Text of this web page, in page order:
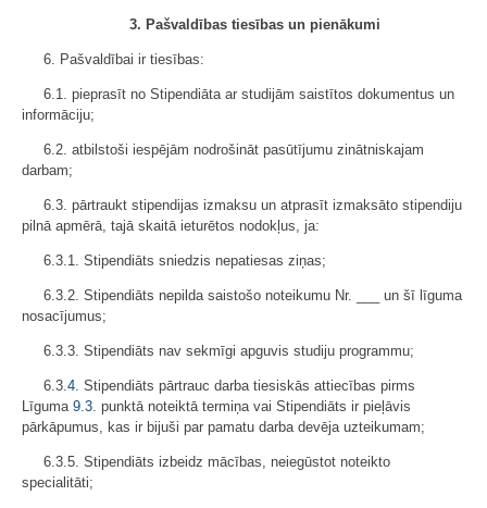
3. Pašvaldības tiesības un pienākumi
6. Pašvaldībai ir tiesības:
6.1. pieprasīt no Stipendiāta ar studijām saistītos dokumentus un
informāciju;
6.2. atbilstoši iespējām nodrošināt pasūtījumu zinātniskajam
darbam;
6.3. pārtraukt stipendijas izmaksu un atprasīt izmaksāto stipendiju
pilnā apmērā, tajā skaitā ieturētos nodokļus, ja:
6.3.1. Stipendiāts sniedzis nepatiesas ziņas;
6.3.2. Stipendiāts nepilda saistošo noteikumu Nr. ___ un šī līguma
nosacījumus;
6.3.3. Stipendiāts nav sekmīgi apguvis studiju programmu;
6.3.4. Stipendiāts pārtrauc darba tiesiskās attiecības pirms
Līguma 9.3. punktā noteiktā termiņa vai Stipendiāts ir pieļāvis
pārkāpumus, kas ir bijuši par pamatu darba devēja uzteikumam;
6.3.5. Stipendiāts izbeidz mācības, neiegūstot noteikto
specialitāti;